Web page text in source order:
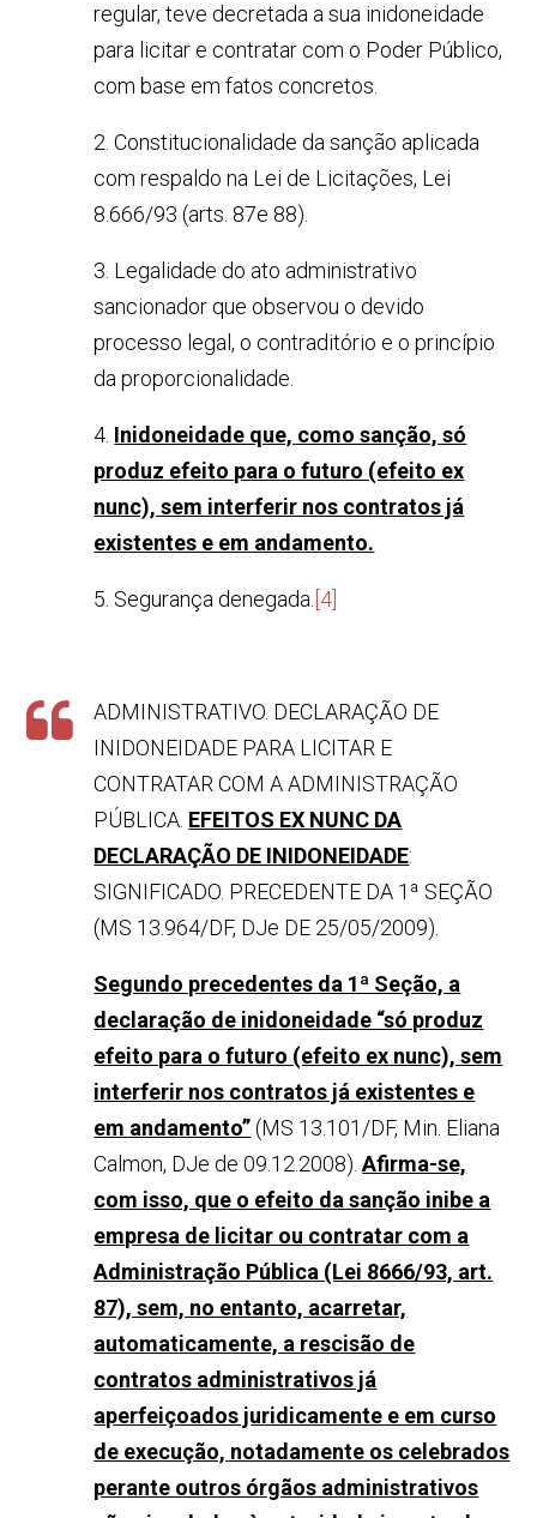
regular, teve decretada a sua inidoneidade
para licitar e contratar com o Poder Público,
com base em fatos concretos.
2. Constitucionalidade da sanção aplicada
com respaldo na Lei de Licitações, Lei
8.666/93 (arts. 87e 88).
3. Legalidade do ato administrativo
sancionador que observou o devido
processo legal, o contraditório e o princípio
da proporcionalidade.
4. Inidoneidade que, como sanção, só
produz efeito para o futuro (efeito ex
nunc), sem interferir nos contratos já
existentes e em andamento.
5. Segurança denegada. [4]
ADMINISTRATIVO. DECLARAÇÃO DE
INIDONEIDADE PARA LICITAR E
CONTRATAR COM A ADMINISTRAÇÃO
PÚBLICA. EFEITOS EX NUNC DA
DECLARAÇÃO DE INIDONEIDADE:
SIGNIFICADO. PRECEDENTE DA 1ª SEÇÃO
(MS 13.964/DF, DJe DE 25/05/2009).
Segundo precedentes da 1ª Seção, a
declaração de inidoneidade “só produz
efeito para o futuro (efeito ex nunc), sem
interferir nos contratos já existentes e
em andamento”(MS 13.101/DF, Min. Eliana
Calmon, DJe de 09.12.2008).Afirma-se,
com isso, que o efeito da sanção inibe a
empresa de licitar ou contratar com a
Administração Pública (Lei 8666/93, art.
87), sem, no entanto, acarretar,
automaticamente, a rescisão de
contratos administrativos já
aperfeiçoados juridicamente e em curso
de execução, notadamente os celebrados
perante outros órgãos administrativos